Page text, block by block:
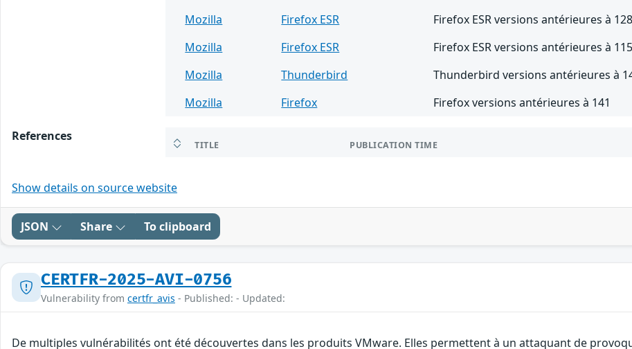
Mozilla
Firefox ESR
Firefox ESR versions antérieures à
Mozilla
Firefox ESR
Firefox ESR versions antérieures à
Mozilla
Thunderbird
Thunderbird versions antérieures à
Mozilla
Firefox Firefox versions antérieures à 141
References
TITLE PUBLICATION TIME
Show details on source website
JSON Share To clipboard
CERTFR-2025-AVI-0756
Vulnerability from certfr_avis - Published: - Updated:
De multiples vulnérabilités ont été découvertes dans les produits VMware. Elles permettent à un attaquant de